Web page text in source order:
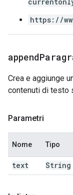
https://
Crea e aggiunge
contenuti di testo
Parametri
Nome Tipo
text String